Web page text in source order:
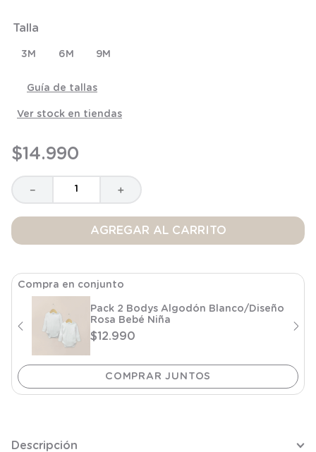
Talla
3M 6M 9M
Guía de tallas
Ver stock en tiendas
$14.990
＋
－
AGREGAR AL CARRITO
Compra en conjunto
Pack 2 Bodys Algodón Blanco/Diseño
Rosa Bebé Niña
$12.990
Descripción
8.
9.
saco